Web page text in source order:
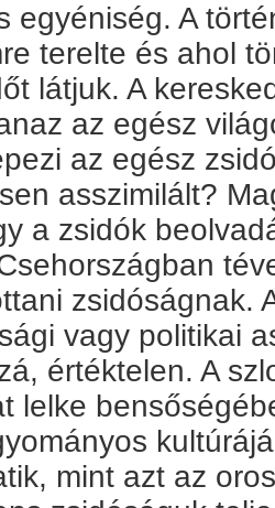
egyéniség. A
terelte és ahol
látjuk. A
az egész
az egész
asszimilált?
a zsidók
zsidóságnak.
vagy politikai
értéktelen. A
lelke
mint azt az